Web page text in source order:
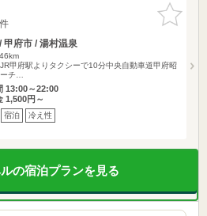
お気に入
りに追加
甲府市 / 湯村温泉
甲府駅よりタクシーで10分中央自動車道甲府昭
チ…
13:00～22:00
1,500円～
宿泊 冷え性
の宿泊プランを見る